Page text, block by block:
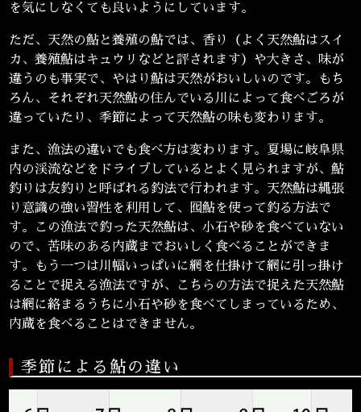
を気にしなくても良いようにしています。
ただ、天然の鮎と養殖の鮎では、香り（よく天然鮎はスイ
カ、養殖鮎はキュウリなどと評されます）や大きさ、味が
違うのも事実で、やはり鮎は天然がおいしいのです。もち
ろん、それぞれ天然鮎の住んでいる川によって食べごろが
違っていたり、季節によって天然鮎の味も変わります。
また、漁法の違いでも食べ方は変わります。夏場に岐阜県
内の渓流などをドライブしているとよく見られますが、鮎
釣りは友釣りと呼ばれる釣法で行われます。天然鮎は縄張
り意識の強い習性を利用して、囮鮎を使って釣る方法で
す。この漁法で釣った天然鮎は、小石や砂を食べていない
ので、苦味のある内蔵までおいしく食べることができま
す。もう一つは川幅いっぱいに網を仕掛けて網に引っ掛け
ることで捉える漁法ですが、こちらの方法で捉えた天然鮎
は網に絡まるうちに小石や砂を食べてしまっているため、
内蔵を食べることはできません。
季節による鮎の違い